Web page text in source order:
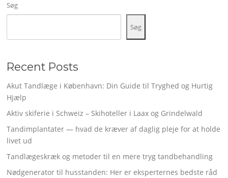
Søg
Søg
Recent Posts
Akut Tandlæge i København: Din Guide til Tryghed og Hurtig
Hjælp
Aktiv skiferie i Schweiz – Skihoteller i Laax og Grindelwald
Tandimplantater — hvad de kræver af daglig pleje for at holde
livet ud
Tandlægeskræk og metoder til en mere tryg tandbehandling
Nødgenerator til husstanden: Her er eksperternes bedste råd